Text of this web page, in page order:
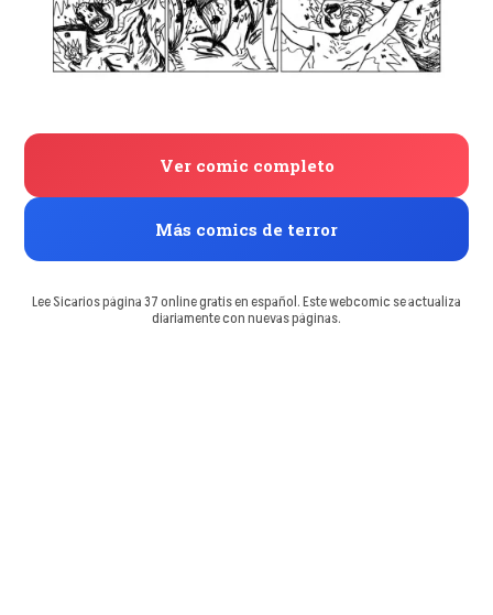
Ver comic completo
Más comics de terror
Lee Sicarios página 37 online gratis en español. Este webcomic se actualiza
diariamente con nuevas páginas.